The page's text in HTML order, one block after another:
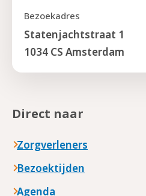
Bezoekadres
Statenjachtstraat 1
1034 CS Amsterdam
Direct naar
Zorgverleners
Bezoektijden
Agenda